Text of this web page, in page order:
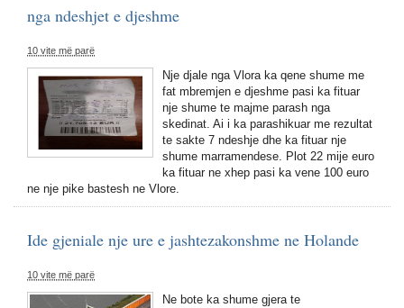
nga ndeshjet e djeshme
10 vite më parë
Nje djale nga Vlora ka qene shume me
fat mbremjen e djeshme pasi ka fituar
nje shume te majme parash nga
skedinat. Ai i ka parashikuar me rezultat
te sakte 7 ndeshje dhe ka fituar nje
shume marramendese. Plot 22 mije euro
ka fituar ne xhep pasi ka vene 100 euro
ne nje pike bastesh ne Vlore.
Ide gjeniale nje ure e jashtezakonshme ne Holande
10 vite më parë
Ne bote ka shume gjera te